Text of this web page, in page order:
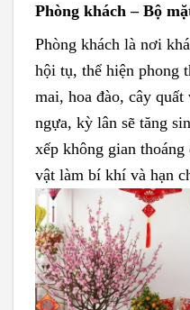
Phòng khách – Bộ
Phòng khách là nơi
hội tụ, thể hiện phong
mai, hoa đào, cây
ngựa, kỳ lân sẽ tăng
xếp không gian
vật làm bí khí và hạn